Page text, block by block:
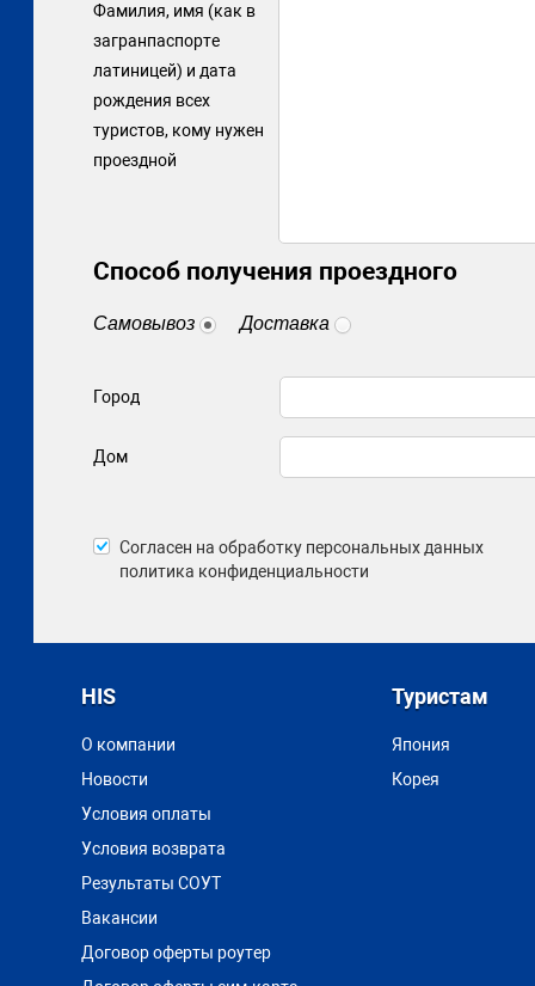
Фамилия, имя (как в
загранпаспорте
латиницей) и дата
рождения всех
туристов, кому нужен
проездной
Способ получения проездного
Самовывоз Доставка
Город
Дом
Согласен на обработку персональных данных
политика конфиденциальности
HIS
О компании
Новости
Условия оплаты
Условия возврата
Результаты СОУТ
Вакансии
Договор оферты роутер
Туристам
Япония
Корея